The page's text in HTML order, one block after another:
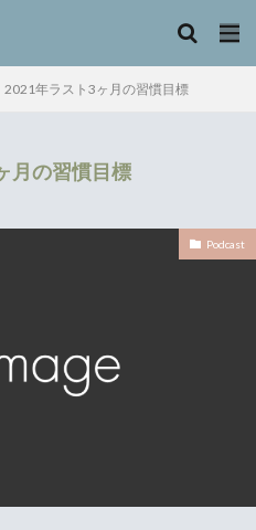
2021年ラスト3ヶ月の習慣目標
月の習慣目標
Podcast